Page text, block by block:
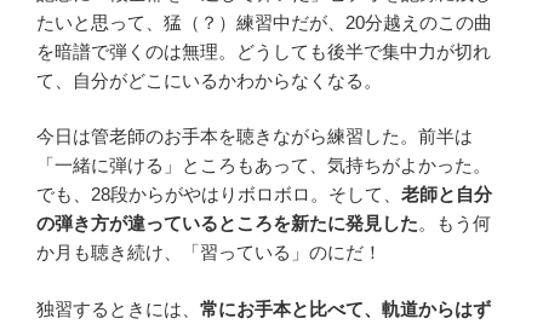
たいと思って、猛（？）練習中だが、20分越えのこの曲
を暗譜で弾くのは無理。どうしても後半で集中力が切れ
て、自分がどこにいるかわからなくなる。
今日は管老師のお手本を聴きながら練習した。前半は
「一緒に弾ける」ところもあって、気持ちがよかった。
でも、28段からがやはりボロボロ。そして、 老師と自分
の弾き方が違っているところを新たに発見した。もう何
か月も聴き続け、「習っている」のにだ！
独習するときには、 常にお手本と比べて、軌道からはず